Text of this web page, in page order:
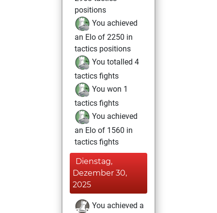
positions
You achieved
an Elo of 2250 in
tactics positions
You totalled 4
tactics fights
You won 1
tactics fights
You achieved
an Elo of 1560 in
tactics fights
Dienstag,
Dezember 30,
2025
You achieved a